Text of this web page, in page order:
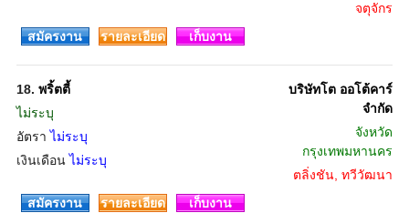
จตุจักร
สมัครงาน
รายละเอียด เก็บงาน
18. พริ้ตตี้
ไม่ระบุ
อัตราไม่ระบุ
เงินเดือนไม่ระบุ
บริษัทโต ออโต้คาร์
จำกัด
จังหวัด
กรุงเทพมหานคร
ตลิ่งชัน, ทวีวัฒนา
สมัครงาน
รายละเอียด เก็บงาน